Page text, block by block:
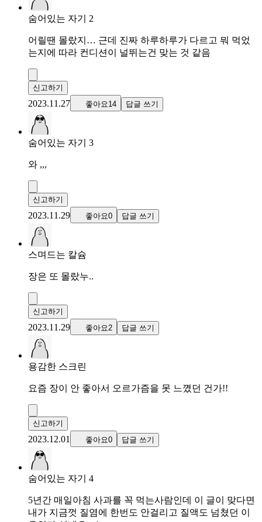
숨어있는 자기 2
어릴땐 몰랐지… 근데 진짜 하루하루가 다르고 뭐 먹었
는지에 따라 컨디션이 널뛰는건 맞는 것 같음
신고하기
2023.11.27 좋아요14 답글 쓰기
숨어있는 자기 3
와 ,,,
신고하기
2023.11.29 좋아요0 답글 쓰기
스며드는 칼슘
장은 또 몰랐누..
신고하기
2023.11.29 좋아요2 답글 쓰기
용감한 스크린
요즘 장이 안 좋아서 오르가즘을 못 느꼈던 건가!!
신고하기
2023.12.01 좋아요0 답글 쓰기
숨어있는 자기 4
5년간 매일아침 사과를 꼭 먹는사람인데 이 글이 맞다면
내가 지금껏 질염에 한번도 안걸리고 질액도 넘쳤던 이